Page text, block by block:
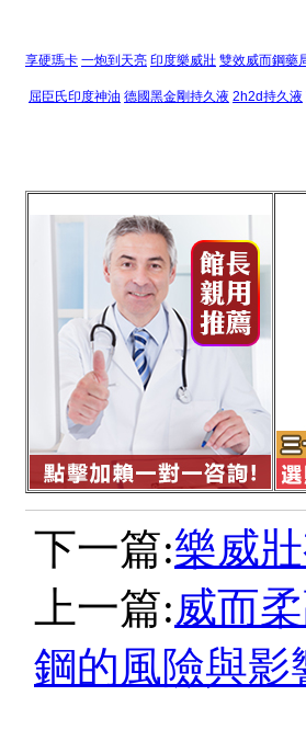
享硬瑪卡 一炮到天亮 印度樂威壯 雙效威而鋼藥
屈臣氏印度神油 德國黑金剛持久液 2h2d持久液
下一篇:樂威
上一篇:威而
鋼的風險與影